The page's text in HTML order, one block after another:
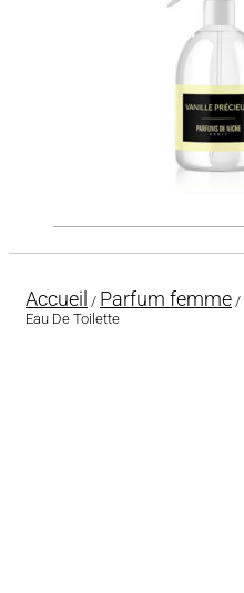
Accueil / Parfum femme /
Eau De Toilette